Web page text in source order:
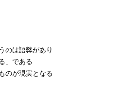
のは語弊があり
」である
のが現実となる